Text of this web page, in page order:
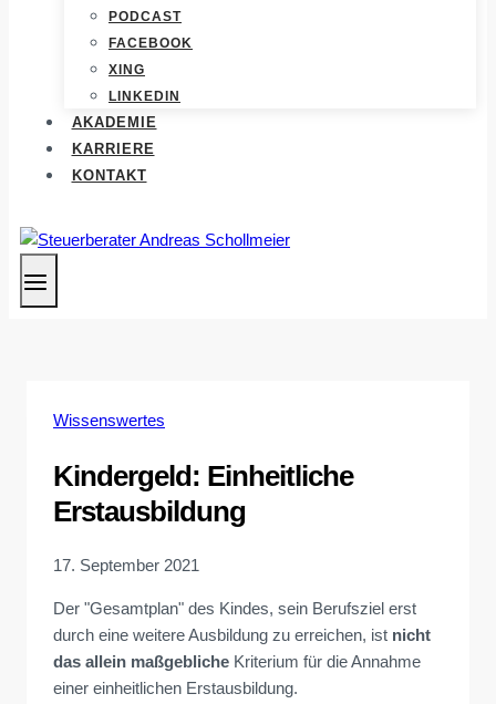
PODCAST
FACEBOOK
XING
LINKEDIN
AKADEMIE
KARRIERE
KONTAKT
Wissenswertes
Kindergeld: Einheitliche
Erstausbildung
17. September 2021
Der "Gesamtplan" des Kindes, sein Berufsziel erst
durch eine weitere Ausbildung zu erreichen, ist nicht
das allein maßgebliche Kriterium für die Annahme
einer einheitlichen Erstausbildung.